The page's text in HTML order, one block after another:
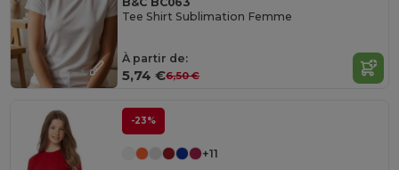
Tee Shirt Sublimation Femme
À partir de:
5,74 €6,50 €
-23%
+11